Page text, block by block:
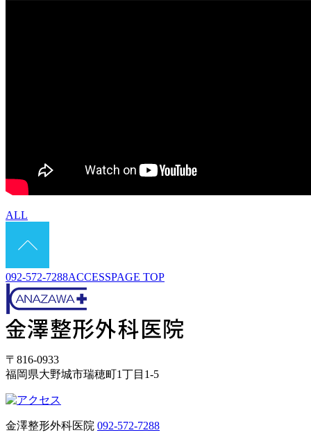
ALL
092-572-7288ACCESSPAGE TOP
〒816-0933
福岡県大野城市瑞穂町1丁目1-5
金澤整形外科医院 092-572-7288